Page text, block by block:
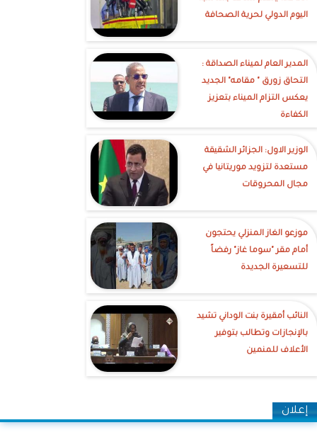
اليوم الدولي لحرية الصحافة
‎المدير العام لميناء الصداقة :
التحاق زورق " مقامه" الجديد
يعكس التزام الميناء بتعزيز
الكفاءة
الوزير الاول: الجزائر الشقيقة
مستعدة لتزويد موريتانيا في
مجال المحروقات
موزعو الغاز المنزلي يحتجون
أمام مقر "سوما غاز" رفضاً
للتسعيرة الجديدة
النائب أمقيرة بنت الوداني تشيد
بالإنجازات وتطالب بتوفير
الأعلاف للمنمين
إعلان